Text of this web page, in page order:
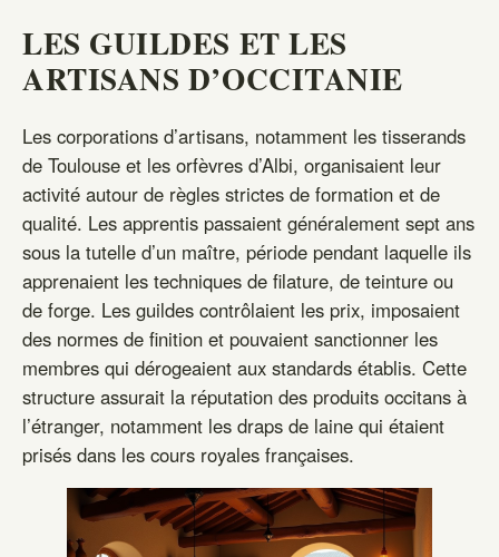
LES GUILDES ET LES
ARTISANS D’OCCITANIE
Les corporations d’artisans, notamment les tisserands
de Toulouse et les orfèvres d’Albi, organisaient leur
activité autour de règles strictes de formation et de
qualité. Les apprentis passaient généralement sept ans
sous la tutelle d’un maître, période pendant laquelle ils
apprenaient les techniques de filature, de teinture ou
de forge. Les guildes contrôlaient les prix, imposaient
des normes de finition et pouvaient sanctionner les
membres qui dérogeaient aux standards établis. Cette
structure assurait la réputation des produits occitans à
l’étranger, notamment les draps de laine qui étaient
prisés dans les cours royales françaises.